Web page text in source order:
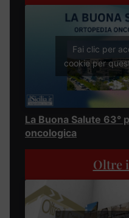
Fai clic per
cookie per
La Buona Salute 63°
oncologica
Oltre